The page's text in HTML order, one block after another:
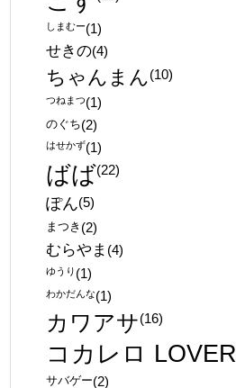
しまむー(1)
せきの(4)
ちゃんまん(10)
つねまつ(1)
のぐち(2)
はせかず(1)
ばば(22)
ぽん(5)
まつき (2)
むらやま (4)
ゆうり (1)
わかだんな(1)
カワアサ(16)
コカレロ LOVER
サバゲー(2)